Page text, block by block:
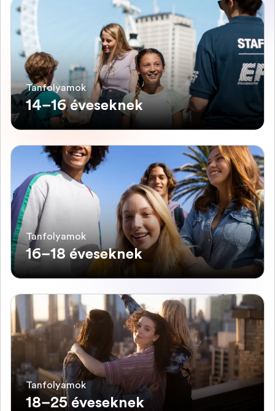
Tanfolyamok
14–16 éveseknek
Tanfolyamok
16–18 éveseknek
Tanfolyamok
18–25 éveseknek